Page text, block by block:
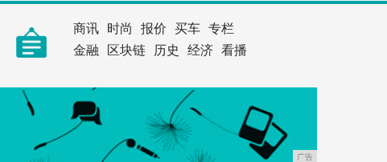
商讯 时尚 报价 买车 专栏
金融
区块链 历史 经济 看播
广告